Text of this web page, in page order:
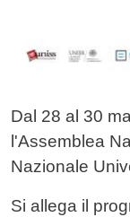
Dal 28 al 30
l'Assemblea
Nazionale
Si allega il